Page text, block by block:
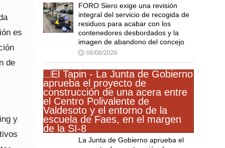
es
de
y
FORO Siero exige una revisión
integral del servicio de recogida de
residuos para acabar con los
contenedores desbordados y la
imagen de abandono del concejo
🕔 06/08/2026
La Junta de Gobierno aprueba el